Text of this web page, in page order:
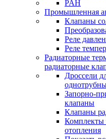
PAH
Промышленная
Клапаны
Реле
Реле
Радиаторные
радиаторные
Дроссели
Запорно-
клапаны
Клапаны
Комплекты
отопления